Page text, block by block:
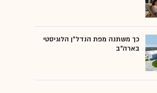
כך משתנה מפת הנדל"ן הלוגיסטי
בארה"ב